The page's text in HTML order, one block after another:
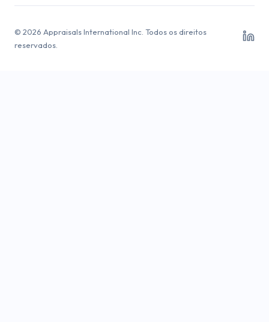
© 2026 Appraisals International Inc. Todos os direitos
reservados.